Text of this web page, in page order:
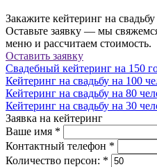
Закажите кейтеринг на
Оставьте заявку — мы
меню и рассчитаем стоимость.
Оставить заявку
Свадебный кейтеринг на 150
Кейтеринг на свадьбу на 100
Кейтеринг на свадьбу на 80
Кейтеринг на свадьбу на 30
Заявка на кейтеринг
Ваше имя *
Контактный телефон *
Количество персон: *